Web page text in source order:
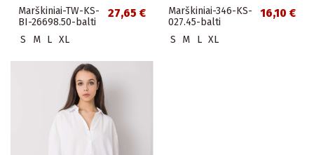
Marškiniai-TW-KS-
BI-26698.50-balti
27,65 €
S M L XL
Marškiniai-346-KS-
027.45-balti
16,10 €
S M L XL